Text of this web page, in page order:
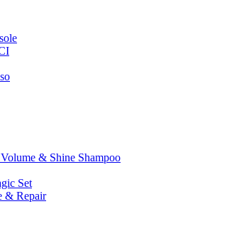
& Shine Shampoo
Set
& Repair